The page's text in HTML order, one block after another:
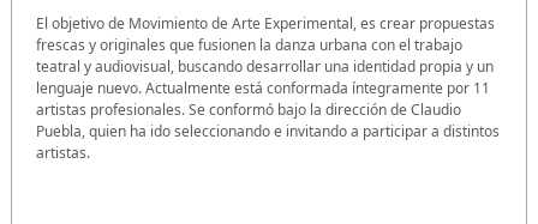
El objetivo de Movimiento de Arte Experimental, es crear propuestas
frescas y originales que fusionen la danza urbana con el trabajo
teatral y audiovisual, buscando desarrollar una identidad propia y un
lenguaje nuevo. Actualmente está conformada íntegramente por 11
artistas profesionales. Se conformó bajo la dirección de Claudio
Puebla, quien ha ido seleccionando e invitando a participar a distintos
artistas.